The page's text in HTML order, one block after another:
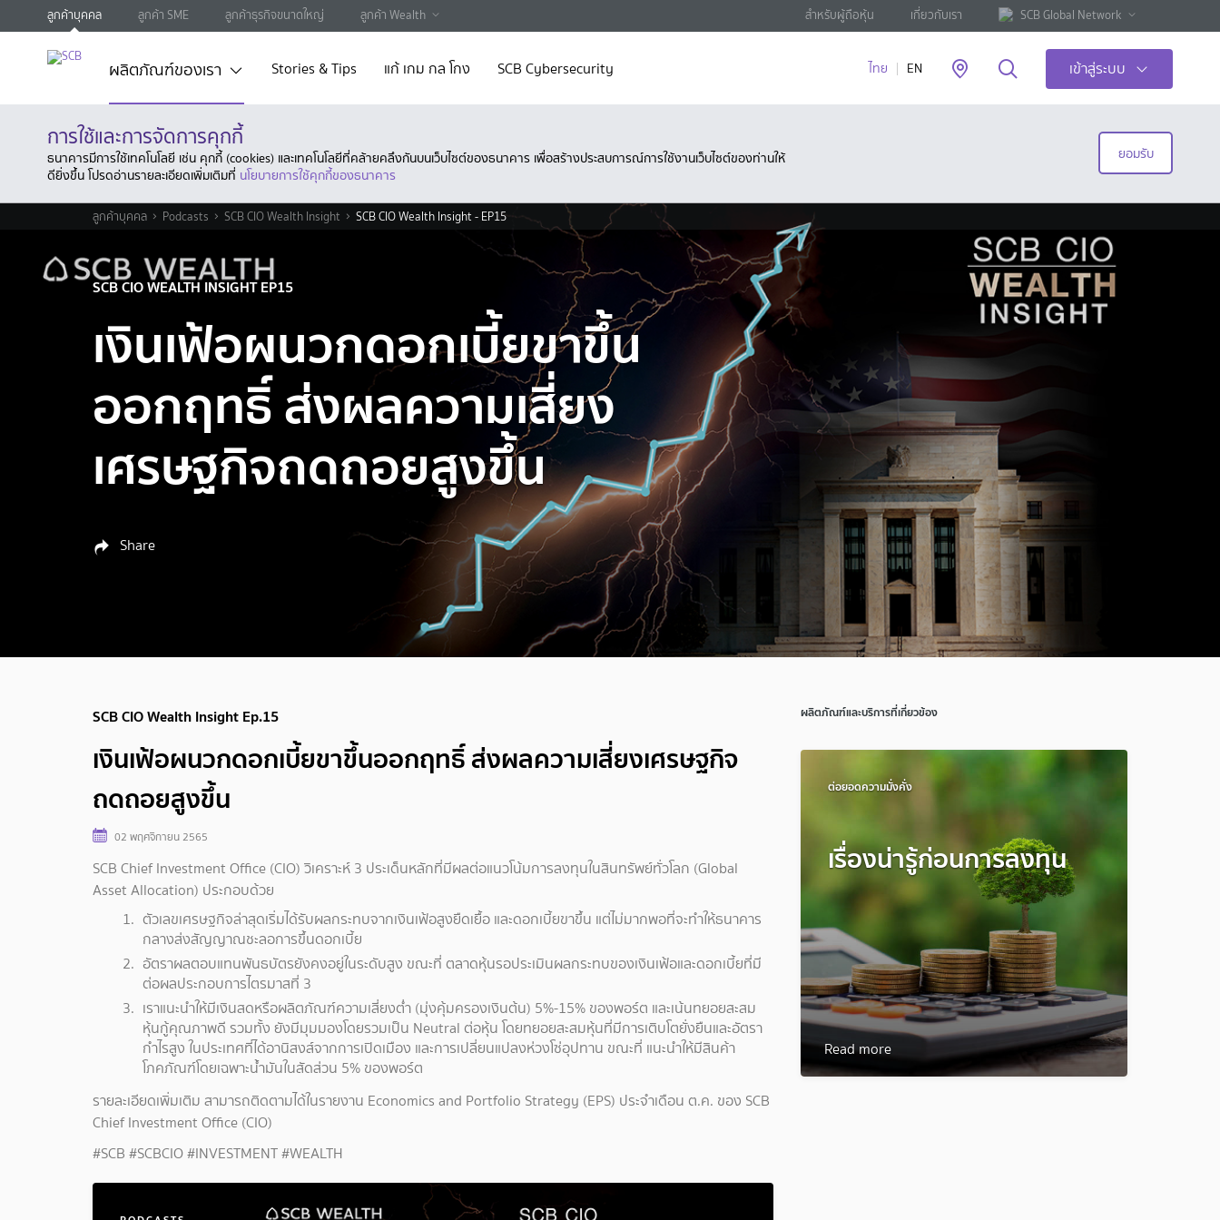
ลูกค้าบุคคล ลูกค้า SME ลูกค้าธุรกิจขนาดใหญ่ ลูกค้า Wealth สำหรับผู้ถือหุ้น เกี่ยวกับเรา SCB Global Network
ผลิตภัณฑ์ของเรา Stories & Tips แก้ เกม กล โกง SCB Cybersecurity ไทย EN เข้าสู่ระบบ
การใช้และการจัดการคุกกี้
ธนาคารมีการใช้เทคโนโลยี เช่น คุกกี้ (cookies) และเทคโนโลยีที่คล้ายคลึงกันบนเว็บไซต์ของธนาคาร เพื่อสร้างประสบการณ์การใช้งานเว็บไซต์ของท่านให้
ดียิ่งขึ้น โปรดอ่านรายละเอียดเพิ่มเติมที่ นโยบายการใช้คุกกี้ของธนาคาร
ยอมรับ
ลูกค้าบุคคล Podcasts SCB CIO Wealth Insight SCB CIO Wealth Insight - EP15
SCB CIO WEALTH INSIGHT EP15
เงินเฟ้อผนวกดอกเบี้ยขาขึ้น
ออกฤทธิ์ ส่งผลความเสี่ยง
เศรษฐกิจถดถอยสูงขึ้น
Share
SCB CIO Wealth Insight Ep.15
เงินเฟ้อผนวกดอกเบี้ยขาขึ้นออกฤทธิ์ ส่งผลความเสี่ยงเศรษฐกิจ
ถดถอยสูงขึ้น
02 พฤศจิกายน 2565
SCB Chief Investment Office (CIO) วิเคราะห์ 3 ประเด็นหลักที่มีผลต่อแนวโน้มการลงทุนในสินทรัพย์ทั่วโลก (Global
Asset Allocation) ประกอบด้วย
ตัวเลขเศรษฐกิจล่าสุดเริ่มได้รับผลกระทบจากเงินเฟ้อสูงยืดเยื้อ และดอกเบี้ยขาขึ้น แต่ไม่มากพอที่จะทำให้ธนาคาร
กลางส่งสัญญาณชะลอการขึ้นดอกเบี้ย
อัตราผลตอบแทนพันธบัตรยังคงอยู่ในระดับสูง ขณะที่ ตลาดหุ้นรอประเมินผลกระทบของเงินเฟ้อและดอกเบี้ยที่มี
ต่อผลประกอบการไตรมาสที่ 3
เราแนะนำให้มีเงินสดหรือผลิตภัณฑ์ความเสี่ยงต่ำ (มุ่งคุ้มครองเงินต้น) 5%-15% ของพอร์ต และเน้นทยอยสะสม
หุ้นกู้คุณภาพดี รวมทั้ง ยังมีมุมมองโดยรวมเป็น Neutral ต่อหุ้น โดยทยอยสะสมหุ้นที่มีการเติบโตยั่งยืนและอัตรา
กำไรสูง ในประเทศที่ได้อานิสงส์จากการเปิดเมือง และการเปลี่ยนแปลงห่วงโซ่อุปทาน ขณะที่ แนะนำให้มีสินค้า
โภคภัณฑ์โดยเฉพาะน้ำมันในสัดส่วน 5% ของพอร์ต
รายละเอียดเพิ่มเติม สามารถติดตามได้ในรายงาน Economics and Portfolio Strategy (EPS) ประจำเดือน ต.ค. ของ SCB
Chief Investment Office (CIO)
#SCB #SCBCIO #INVESTMENT #WEALTH
ผลิตภัณฑ์และบริการที่เกี่ยวข้อง
ต่อยอดความมั่งคั่ง
เรื่องน่ารู้ก่อนการลงทุน
Read more